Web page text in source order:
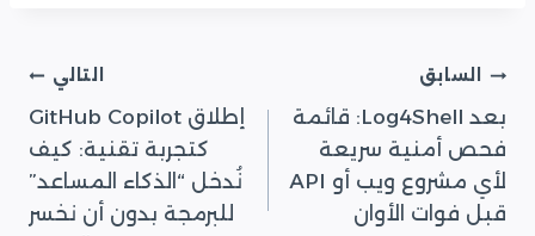
تصفّح
المقالات
السابق
بعد Log4Shell: قائمة
فحص أمنية سريعة
لأي مشروع ويب أو API
قبل فوات الأوان
التالي
إطلاق GitHub Copilot
كتجربة تقنية: كيف
نُدخل “الذكاء المساعد”
للبرمجة بدون أن نخسر